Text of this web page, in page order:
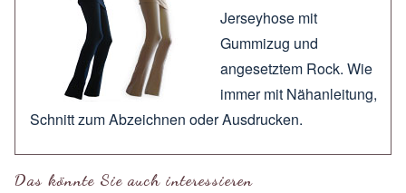
Jerseyhose mit
Gummizug und
angesetztem Rock. Wie
immer mit Nähanleitung,
Schnitt zumAbzeichnen oderAusdrucken.
Das könnte Sie auch interessieren